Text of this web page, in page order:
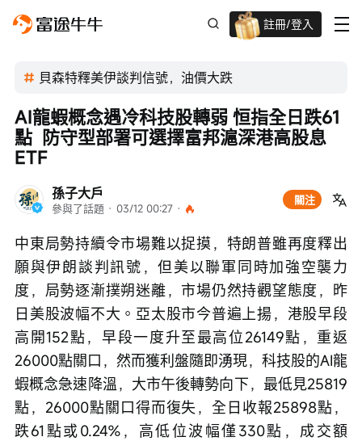
註冊/登入
迎新驚喜賞 股票/BTC等任你揀!
貝森特釋美伊談判信號，油價大跌
孫子大戶
參與了話題 · 03/12 00:27 ·
關注
AI龍蝦概念遇冷科技股轉弱 恒指全日跌61
點  防守型部署可選擇富邦滬深港高股息
ETF
中東局勢持續令市場難以捉摸，特朗普雖再度釋出
願與伊朗談判訊號，但美以聯軍同時加強空襲力
度，局勢逐漸撲朔迷離，市場仍然持觀望態度，昨
日美股波幅不大。亞太股市今普遍上揚，港股早段
高開152點，早段一度升至最高位26149點，重返
26000點關口，然而獲利盤隨即湧現，科技股的AI龍
蝦概念急速降溫，大市午後轉勢向下，最低見25819
點，26000點關口得而復失，全日收報25898點，
跌61點或0.24%，高低位波幅僅330點，成交額